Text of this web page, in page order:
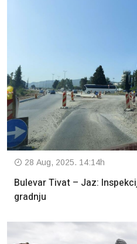
28 Aug, 2025. 14:14h
Bulevar Tivat – Jaz:
gradnju